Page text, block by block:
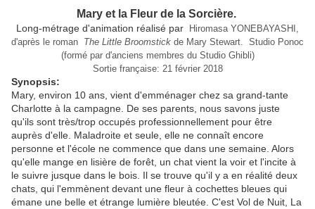
Mary et la Fleur de la Sorcière.
Long-métrage d'animation réalisé par
Hiromasa YONEBAYASHI,
d'après le roman The Little Broomstick de Mary Stewart. Studio Ponoc
(formé par d'anciens membres du Studio Ghibli)
Sortie française: 21 février 2018
Synopsis:
Mary, environ 10 ans, vient d'emménager chez sa grand-tante
Charlotte à la campagne. De ses parents, nous savons juste
qu'ils sont très/trop occupés professionnellement pour être
auprès d'elle. Maladroite et seule, elle ne connaît encore
personne et l'école ne commence que dans une semaine. Alors
qu'elle mange en lisière de forêt, un chat vient la voir et l'incite à
le suivre jusque dans le bois. Il se trouve qu'il y a en réalité deux
chats, qui l'emmènent devant une fleur à cochettes bleues qui
émane une belle et étrange lumière bleutée. C'est Vol de Nuit, La